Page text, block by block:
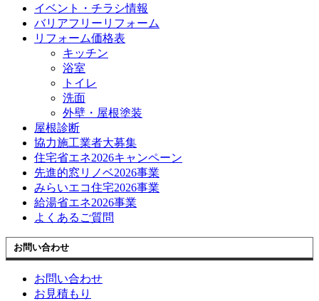
イベント・チラシ情報
バリアフリーリフォーム
リフォーム価格表
キッチン
浴室
トイレ
洗面
外壁・屋根塗装
屋根診断
協力施工業者大募集
住宅省エネ2026キャンペーン
先進的窓リノベ2026事業
みらいエコ住宅2026事業
給湯省エネ2026事業
よくあるご質問
お問い合わせ
お問い合わせ
お見積もり